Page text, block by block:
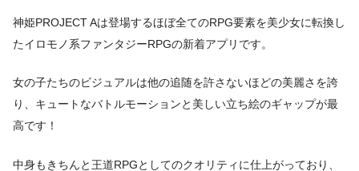
神姫PROJECT Aは登場するほぼ全てのRPG要素を美少女に転換し
たイロモノ系ファンタジーRPGの新着アプリです。
女の子たちのビジュアルは他の追随を許さないほどの美麗さを誇
り、キュートなバトルモーションと美しい立ち絵のギャップが最
高です！
中身もきちんと王道RPGとしてのクオリティに仕上がっており、